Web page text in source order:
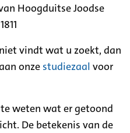
Hoogduitse Joodse
vindt wat u zoekt, dan
onze studiezaal voor
weten wat er getoond
De betekenis van de